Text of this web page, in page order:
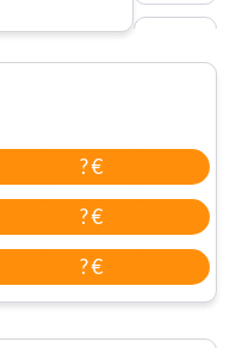
? €
? €
? €